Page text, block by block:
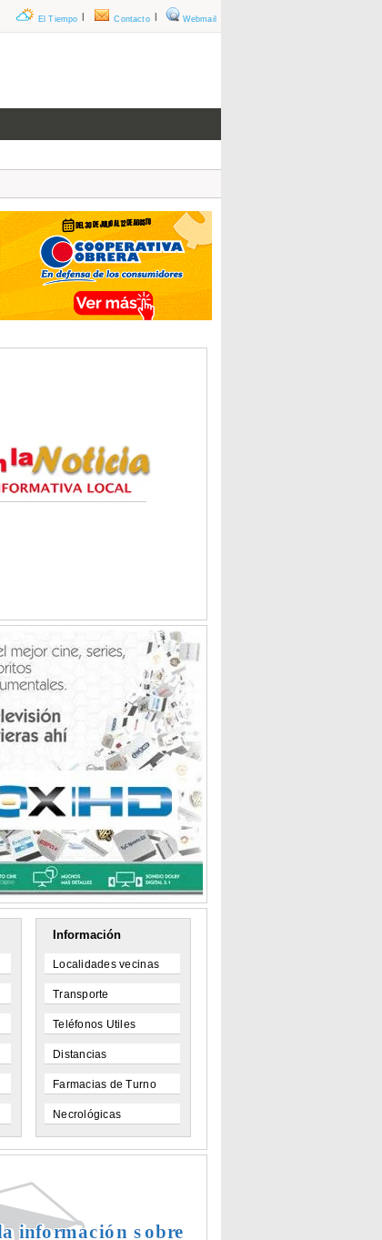
Webmail
|
Contacto
|
El Tiempo
Información
Localidades vecinas
Transporte
Teléfonos Utiles
Distancias
Farmacias de Turno
Necrológicas